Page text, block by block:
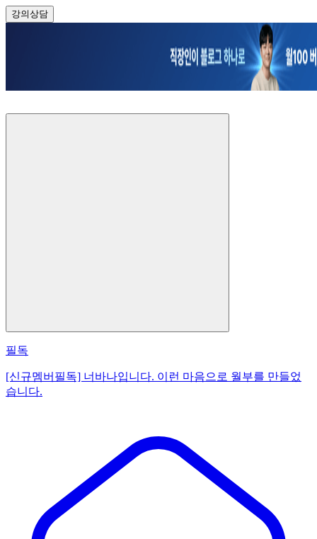
강의상담
필독
[신규멤버필독] 너바나입니다. 이런 마음으로 월부를 만들었
습니다.